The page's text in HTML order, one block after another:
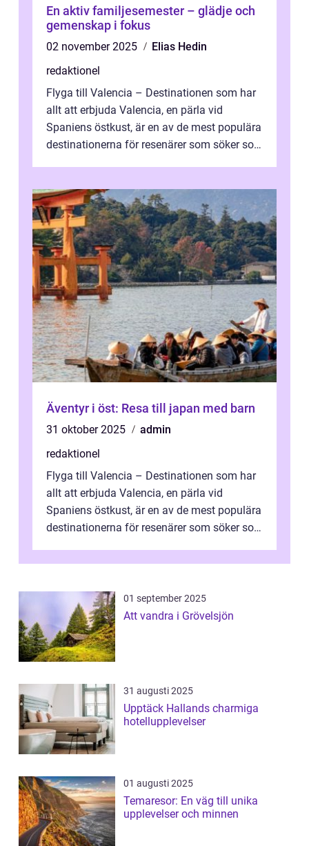
En aktiv familjesemester – glädje och
gemenskap i fokus
02 november 2025
Elias Hedin
redaktionel
Flyga till Valencia – Destinationen som har
allt att erbjuda Valencia, en pärla vid
Spaniens östkust, är en av de mest populära
destinationerna för resenärer som söker sol,
Äventyr i öst: Resa till japan med barn
31 oktober 2025
admin
redaktionel
Flyga till Valencia – Destinationen som har
allt att erbjuda Valencia, en pärla vid
Spaniens östkust, är en av de mest populära
destinationerna för resenärer som söker sol,
01 september 2025
Att vandra i Grövelsjön
31 augusti 2025
Upptäck Hallands charmiga
hotellupplevelser
01 augusti 2025
Temaresor: En väg till unika
upplevelser och minnen